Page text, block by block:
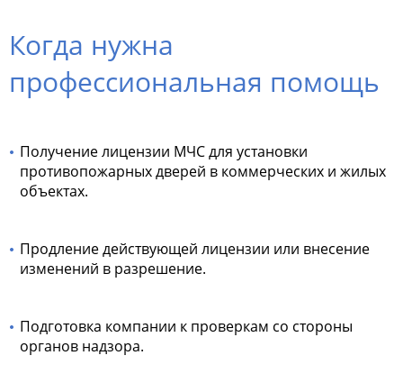
Когда нужна
профессиональная помощь
Получение лицензии МЧС для установки
противопожарных дверей в коммерческих и жилых
объектах.
Продление действующей лицензии или внесение
изменений в разрешение.
Подготовка компании к проверкам со стороны
органов надзора.